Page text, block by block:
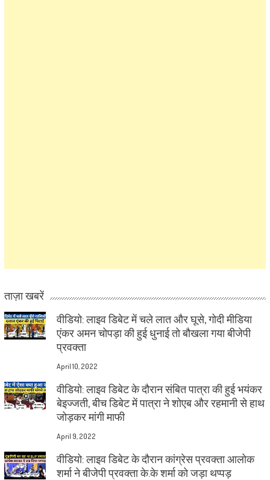
ताज़ा खबरें
वीडियो: लाइव डिबेट में चले लात और घूसे, गोदी मीडिया
एंकर अमन चोपड़ा की हुई धुनाई तो बौखला गया बीजेपी
प्रवक्ता
April 10, 2022
वीडियो: लाइव डिबेट के दौरान संबित पात्रा की हुई भयंकर
बेइज्जती, बीच डिबेट में पात्रा ने शोएब और रहमानी से हाथ
जोड़कर मांगी माफी
April 9, 2022
वीडियो: लाइव डिबेट के दौरान कांग्रेस प्रवक्ता आलोक
शर्मा ने बीजेपी प्रवक्ता के.के शर्मा को जड़ा थप्पड़